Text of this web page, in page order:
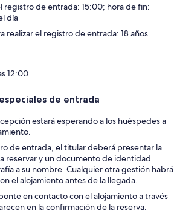
registro de entrada: 15:00; hora de fin:
día
realizar el registro de entrada: 18 años
12:00
de entrada
estará esperando a los huéspedes a
de entrada, el titular deberá presentar la
reservar y un documento de identidad
a su nombre. Cualquier otra gestión habrá
el alojamiento antes de la llegada.
en contacto con el alojamiento a través
en la confirmación de la reserva.